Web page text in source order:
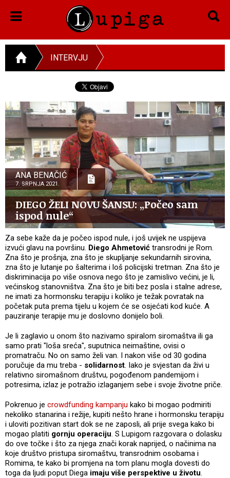
INTERVJU
ANA BENAČIĆ
7. SRPNJA 2021.
DIEGO ŽELI NOVU ŠANSU: „Počeo sam
ispod nule“
Za sebe kaže da je počeo ispod nule, i još uvijek ne uspijeva
izvući glavu na površinu. Diego Ahmetović transrodni je Rom.
Zna što je prošnja, zna što je skupljanje sekundarnih sirovina,
zna što je lutanje po šalterima i loš policijski tretman. Zna što je
diskriminacija po više osnova nego što je zamislivo većini, je li,
većinskog stanovništva. Zna što je biti bez posla i stalne adrese,
ne imati za hormonsku terapiju i koliko je težak povratak na
početak puta prema tijelu u kojem će se osjećati kod kuće. A
pauziranje terapije mu je doslovno donijelo boli.
Je li zaglavio u onom što nazivamo spiralom siromaštva ili ga
samo prati "loša sreća", suputnica neimaštine, ovisi o
promatraču. No on samo želi van. I nakon više od 30 godina
poručuje da mu treba - solidarnost. Iako je svjestan da živi u
relativno siromašnom društvu, pogođenom pandemijom i
potresima, izlaz je potražio izlaganjem sebe i svoje životne priče.
Pokrenuo je crowdfunding kampanju kako bi mogao podmiriti
nekoliko stanarina i režije, kupiti nešto hrane i hormonsku terapiju
i uloviti pozitivan start dok se ne zaposli, ali prije svega kako bi
mogao platiti gornju operaciju. S Lupigom razgovara o dolasku
do ove točke i što za njega znači korak naprijed, o načinima na
koje društvo pristupa siromaštvu, transrodnim osobama i
Romima, te kako bi promjena na tom planu mogla dovesti do
toga da ljudi poput Diega imaju više perspektive u životu.